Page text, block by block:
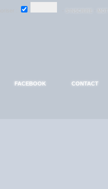
FACEBOOK CONTACT